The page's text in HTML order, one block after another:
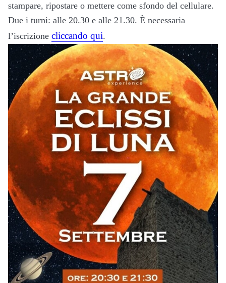
stampare, ripostare o mettere come sfondo del cellulare.
Due i turni: alle 20.30 e alle 21.30. È necessaria
l’iscrizione cliccando qui.